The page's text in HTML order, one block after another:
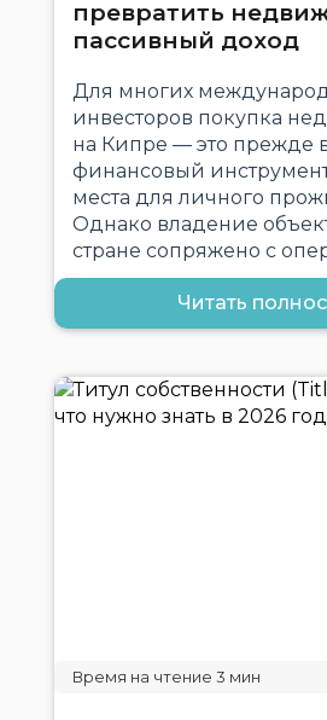
превратить
пассивный доход
Для многих
инвесторов покупка
на Кипре — это прежде
финансовый
места для личного
Однако владение
стране сопряжено с
Читать